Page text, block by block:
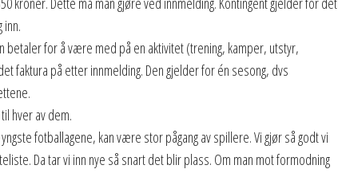
betaler for å være med på en aktivitet (trening, kamper, utstyr,
faktura på etter innmelding. Den gjelder for én sesong, dvs
hver av dem.
fotballagene, kan være stor pågang av spillere. Vi gjør så godt vi
Da tar vi inn nye så snart det blir plass. Om man mot formodning